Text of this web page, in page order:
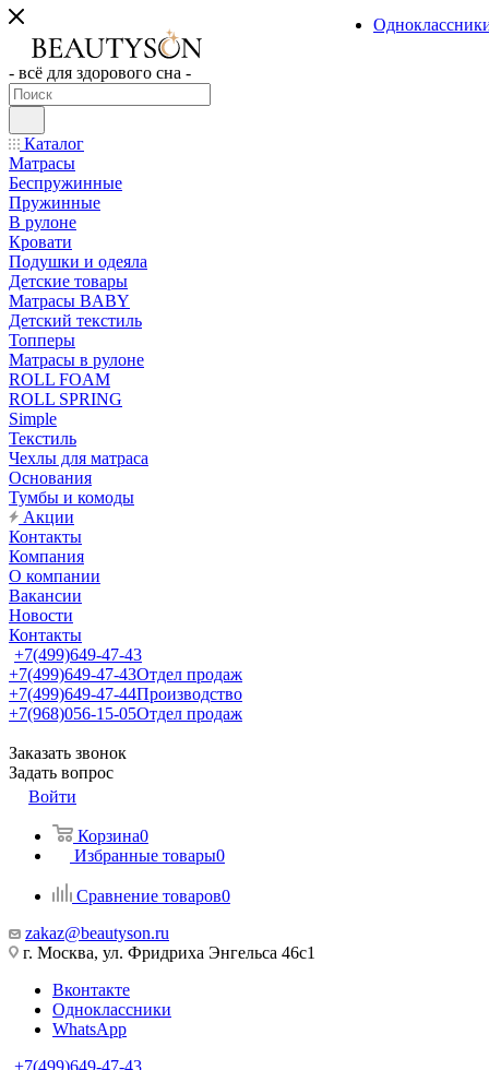
- всё для здорового сна -
Каталог
Матрасы
Беспружинные
Пружинные
В рулоне
Кровати
Подушки и одеяла
Детские товары
Матрасы BABY
Детский текстиль
Топперы
Матрасы в рулоне
ROLL FOAM
ROLL SPRING
Simple
Текстиль
Чехлы для матраса
Основания
Тумбы и комоды
Акции
Контакты
Компания
О компании
Вакансии
Новости
Контакты
+7(499)649-47-43
+7(499)649-47-43Отдел продаж
+7(499)649-47-44Производство
+7(968)056-15-05Отдел продаж
Заказать звонок
Задать вопрос
Войти
Корзина0
Избранные товары0
Сравнение товаров0
zakaz@beautyson.ru
г. Москва, ул. Фридриха Энгельса 46с1
Вконтакте
Одноклассники
WhatsApp
+7(499)649-47-43